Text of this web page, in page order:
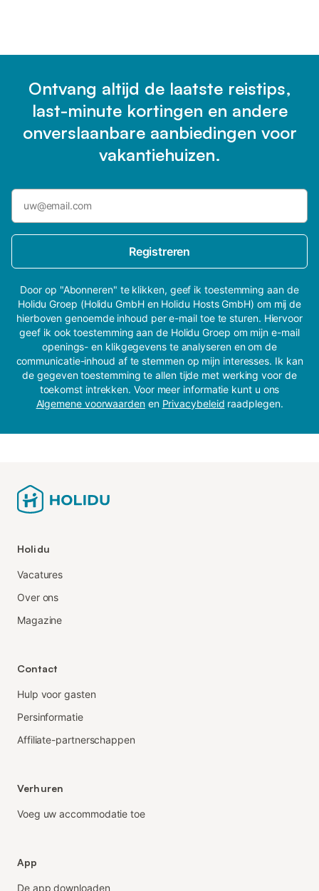
Ontvang altijd de laatste reistips,
last-minute kortingen en andere
onverslaanbare aanbiedingen voor
vakantiehuizen.
Registreren
Door op "Abonneren" te klikken, geef ik toestemming aan de
Holidu Groep (Holidu GmbH en Holidu Hosts GmbH) om mij de
hierboven genoemde inhoud per e-mail toe te sturen. Hiervoor
geef ik ook toestemming aan de Holidu Groep om mijn e-mail
openings- en klikgegevens te analyseren en om de
communicatie-inhoud af te stemmen op mijn interesses. Ik kan
de gegeven toestemming te allen tijde met werking voor de
toekomst intrekken. Voor meer informatie kunt u ons
Algemene voorwaardenen Privacybeleid raadplegen.
Holidu
Vacatures
Over ons
Magazine
Contact
Hulp voor gasten
Persinformatie
Affiliate-partnerschappen
Verhuren
Voeg uw accommodatie toe
App
De app downloaden